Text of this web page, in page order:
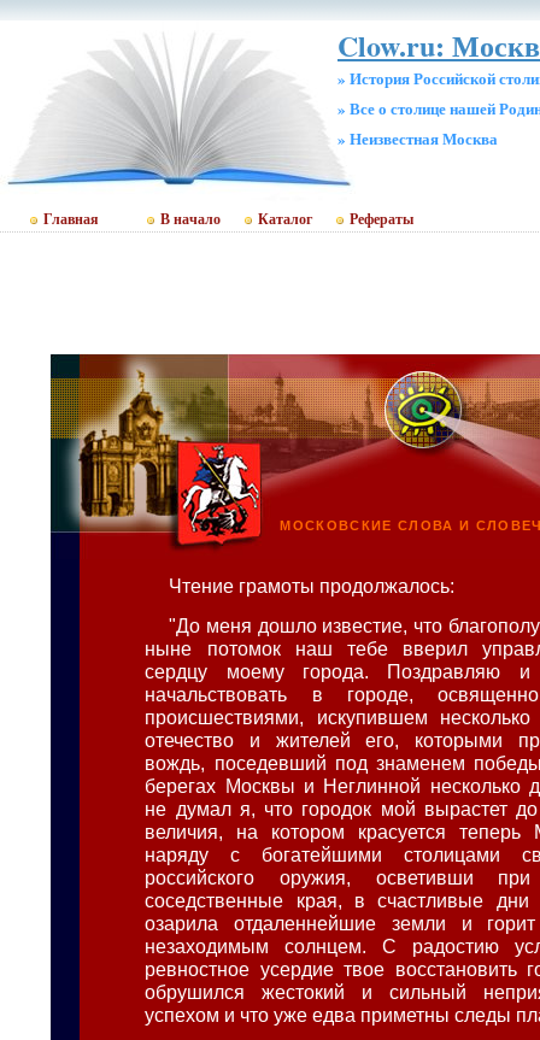
Clow.ru:
» История Российской
» Все о столице нашей
» Неизвестная Москва
Главная В начало Каталог Рефераты
МОСКОВСКИЕ СЛОВА И
Чтение грамоты продолжалось:
"До меня дошло известие, что
ныне потомок наш тебе вверил
сердцу моему города. Поздравляю
начальствовать в городе,
происшествиями, искупившем
отечество и жителей его, которыми
вождь, поседевший под знаменем
берегах Москвы и Неглинной несколько
не думал я, что городок мой вырастет
величия, на котором красуется теперь
наряду с богатейшими столицами
российского оружия, осветивши
соседственные края, в счастливые дни
озарила отдаленнейшие земли и
незаходимым солнцем. С радостию
ревностное усердие твое восстановить
обрушился жестокий и сильный
успехом и что уже едва приметны следы